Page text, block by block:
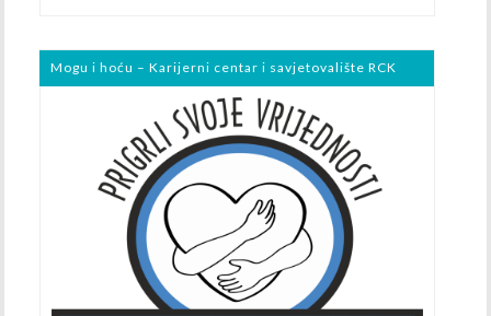
Mogu i hoću – Karijerni centar i savjetovalište RCK